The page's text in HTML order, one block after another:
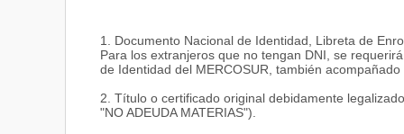
Astronomía.
Técnicas Nucleares.
Física General y biológica.
Didáctica de la Física y práctica de residencia.
Epistemología y Metod. de la Investigación.
1. Documento Nacional de Identidad, Libreta de
Para los extranjeros que no tengan DNI, se
de Identidad del MERCOSUR, también acompañado
2. Título o certificado original debidamente
"NO ADEUDA MATERIAS").